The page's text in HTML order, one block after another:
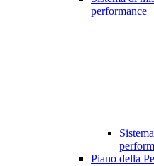
performance
Piano della